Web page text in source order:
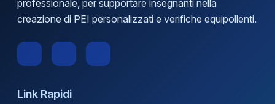
professionale, per supportare insegnanti nella
creazione di PEI personalizzati e verifiche equipollenti.
Link Rapidi